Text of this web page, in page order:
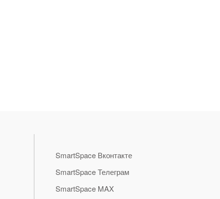
SmartSpace Вконтакте
SmartSpace Телеграм
SmartSpace MAX